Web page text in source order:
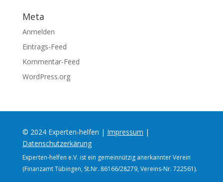
Meta
Anmelden
Eintrags-Feed
Kommentar-Feed
WordPress.org
© 2024 Experten-helfen | Impressum |
Datenschutzerkärung
Experten-helfen e.V. ist ein gemeinnützig anerkannter Verein
(Finanzamt Tübingen, St.Nr. 86166/28279, Vereins-Nr. 722561).